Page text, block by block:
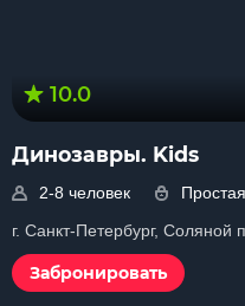
10.0
Динозавры. Kids
2-8 человек
г. Санкт-Петербург, Соляной
Забронировать